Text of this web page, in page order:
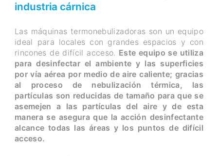
industria cárnica
Las máquinas termonebulizadoras son un equipo
ideal para locales con grandes espacios y con
rincones de difícil acceso. Este equipo se utiliza
para desinfectar el ambiente y las superficies
por vía aérea por medio de aire caliente; gracias
al proceso de nebulización térmica, las
partículas son reducidas de tamaño para que se
asemejen a las partículas del aire y de esta
manera se asegura que la acción desinfectante
alcance todas las áreas y los puntos de difícil
acceso.